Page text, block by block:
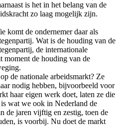
is het in het belang van de
zo laag mogelijk zijn.
komt de ondernemer daar als
Wat is de houding van de
de internationale
moment de houding van de
de nationale arbeidsmarkt? Ze
nodig hebben, bijvoorbeeld voor
haar eigen werk doet, laten ze die
wat we ook in Nederland de
de jaren vijftig en zestig, toen de
is voorbij. Nu doet de markt